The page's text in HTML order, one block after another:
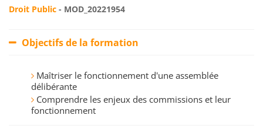
Droit Public - MOD_20221954
Objectifs de la formation
Maîtriser le fonctionnement d'une assemblée
délibérante
Comprendre les enjeux des commissions et leur
fonctionnement